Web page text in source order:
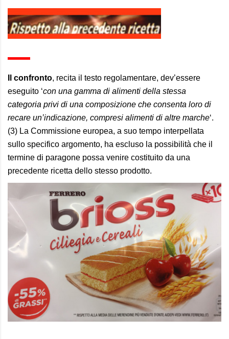
Il confronto, recita il testo regolamentare, dev’essere
eseguito ‘con una gamma di alimenti della stessa
categoria privi di una composizione che consenta loro di
recare un’indicazione, compresi alimenti di altre marche‘.
(3) La Commissione europea, a suo tempo interpellata
sullo specifico argomento, ha escluso la possibilità che il
termine di paragone possa venire costituito da una
precedente ricetta dello stesso prodotto.